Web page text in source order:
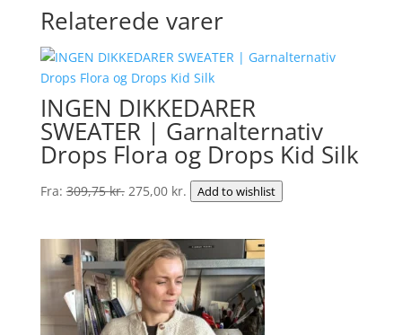
Relaterede varer
INGEN DIKKEDARER
SWEATER | Garnalternativ
Drops Flora og Drops Kid Silk
Fra:309,75kr. Den
var:
309,75 kr..
275,00 kr.Den
er:
275,00 kr..
Add to wishlist